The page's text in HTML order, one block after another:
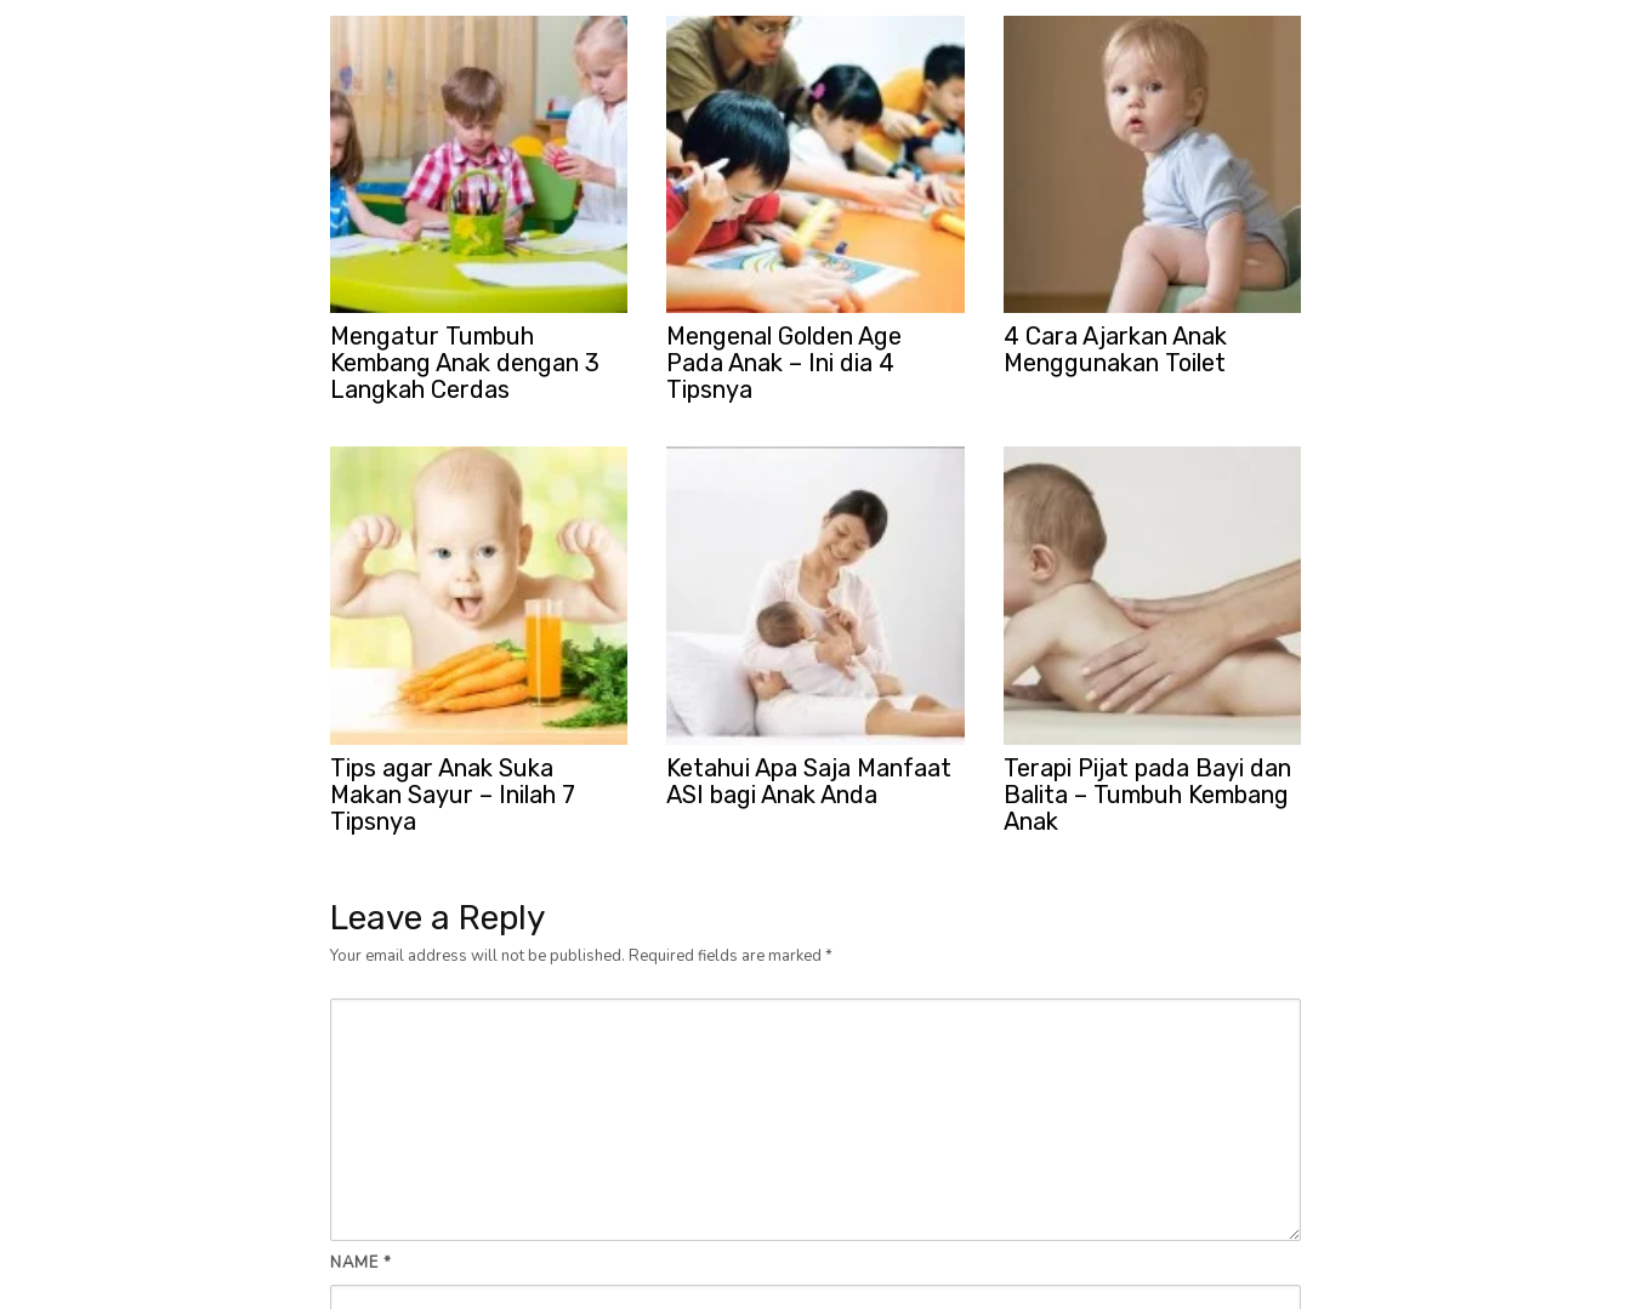
Mengatur Tumbuh
Kembang Anak dengan 3
Langkah Cerdas
Mengenal Golden Age
Pada Anak – Ini dia 4
Tipsnya
4 Cara Ajarkan Anak
Menggunakan Toilet
Tips agar Anak Suka
Makan Sayur – Inilah 7
Tipsnya
Ketahui Apa Saja Manfaat
ASI bagi Anak Anda
Terapi Pijat pada Bayi dan
Balita – Tumbuh Kembang
Anak
Leave a Reply
Your email address will not be published. Required fields are marked *
NAME *